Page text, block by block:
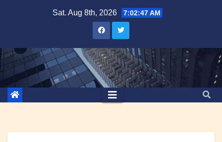
Sat. Aug 8th, 2026 7:02:47 AM